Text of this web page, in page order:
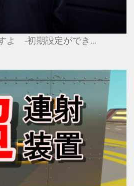
よ -初期設定ができ...